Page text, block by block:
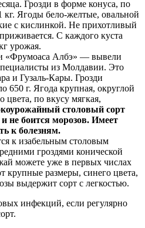
Грозди в форме конуса, по
кг. Ягоды бело-желтые, овальной
с кислинкой. Не прихотливый
С каждого куста
урожая.
«Фрумоаса Албэ» — вывели
из Молдавии. Это
и Гузаль-Кары. Грозди
650 г. Ягода крупная, округлой
цвета, по вкусу мягкая,
столовый сорт
и не боится морозов. Имеет
к болезням.
к изабельным столовым
гроздями конической
можете уже в первых числах
крупные размеры, синего цвета,
выдержит сорт с легкостью.
инфекций, если регулярно